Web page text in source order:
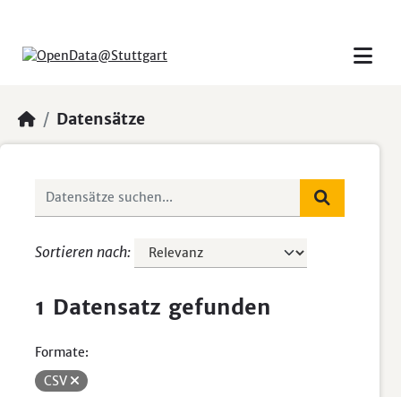
Datensätze
Sortieren nach
1 Datensatz gefunden
Formate:
CSV